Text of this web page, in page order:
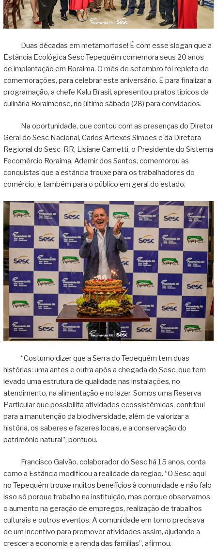
Duas décadas em metamorfose! É com esse slogan que a
Estância Ecológica Sesc Tepequém comemora seus 20 anos
de implantação em Roraima. O mês de setembro foi repleto de
comemorações, para celebrar este aniversário. E para finalizar a
programação, a chefe Kalu Brasil, apresentou pratos típicos da
culinária Roraimense, no último sábado (28) para convidados.
Na oportunidade, que contou com as presenças do Diretor
Geral do Sesc Nacional, Carlos Artexes Simões e da Diretora
Regional do Sesc-RR, Lisiane Carnetti, o Presidente do Sistema
Fecomércio Roraima, Ademir dos Santos, comemorou as
conquistas que a estância trouxe para os trabalhadores do
comércio, e também para o público em geral do estado.
“Costumo dizer que a Serra do Tepequém tem duas
histórias: uma antes e outra após a chegada do Sesc, que tem
levado uma estrutura de qualidade nas instalações, no
atendimento, na alimentação e no lazer. Somos uma Reserva
Particular que possibilita atividades ecossistêmicas, contribui
para a manutenção da biodiversidade, além de valorizar a
história, os saberes e fazeres locais, e a conservação do
patrimônio natural”, pontuou.
Francisco Galvão, colaborador do Sesc há 15 anos, conta
como a Estância modificou a realidade da região. “O Sesc aqui
no Tepequém trouxe muitos benefícios à comunidade e não falo
isso só porque trabalho na instituição, mas porque observamos
o aumento na geração de empregos, realização de trabalhos
culturais e outros eventos. A comunidade em torno precisava
de um incentivo para promover atividades assim, ajudando a
crescer a economia e a renda das famílias”, afirmou.